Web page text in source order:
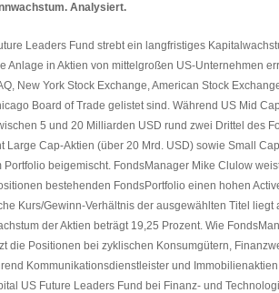
Analysiert.
Leaders Fund strebt ein langfristiges
Anlage in Aktien von mittelgroßen US-Unternehmen
New York Stock Exchange, American Stock
Board of Trade gelistet sind. Während US Mid
5 und 20 Milliarden USD rund zwei Drittel des
Large Cap-Aktien (über 20 Mrd. USD) sowie Small
Portfolio beigemischt. FondsManager Mike Clulow
bestehenden FondsPortfolio einen hohen
Kurs/Gewinn-Verhältnis der ausgewählten Titel liegt
der Aktien beträgt 19,25 Prozent. Wie
die Positionen bei zyklischen Konsumgütern,
Kommunikationsdienstleister und
US Future Leaders Fund bei Finanz- und